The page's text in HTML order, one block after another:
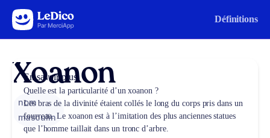
Aller au contenu Définitions
Xoanon
nom
masculin
En savoir plus
Quelle est la particularité d’un xoanon ?
Les bras de la divinité étaient collés le long du corps pris dans un
fourreau. Le xoanon est à l’imitation des plus anciennes statues
que l’homme taillait dans un tronc d’arbre.